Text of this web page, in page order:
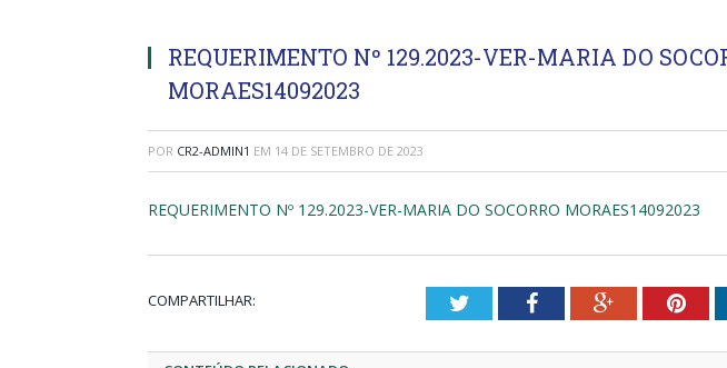
REQUERIMENTO Nº 129.2023-VER-MARIA DO
MORAES14092023
POR CR2-ADMIN1 EM 14 DE SETEMBRO DE 2023
REQUERIMENTO Nº 129.2023-VER-MARIA DO SOCORRO MORAES14092023
COMPARTILHAR: TwitterFacebookGoogle+